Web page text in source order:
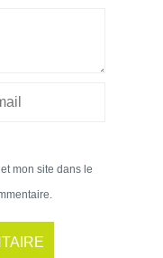
mon site dans le